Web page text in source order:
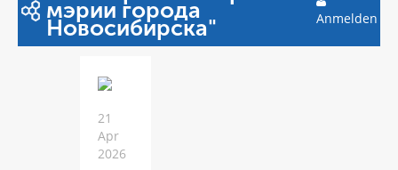
мэрии города
Новосибирска" Anmelden
21
Apr
2026